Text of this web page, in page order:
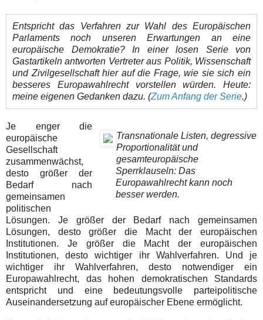
Entspricht das Verfahren zur Wahl des Europäischen
Parlaments noch unseren Erwartungen an eine
europäische Demokratie? In einer losen Serie von
Gastartikeln antworten Vertreter aus Politik, Wissenschaft
und Zivilgesellschaft hier auf die Frage, wie sie sich ein
besseres Europawahlrecht vorstellen würden. Heute:
meine eigenen Gedanken dazu. (Zum Anfang der Serie.)
Transnationale Listen, degressive
Proportionalität und
gesamteuropäische
Sperrklauseln: Das
Europawahlrecht kann noch
besser werden.
Je enger die
europäische
Gesellschaft
zusammenwächst,
desto größer der
Bedarf nach
gemeinsamen
politischen
Lösungen. Je größer der Bedarf nach gemeinsamen
Lösungen, desto größer die Macht der europäischen
Institutionen. Je größer die Macht der europäischen
Institutionen, desto wichtiger ihr Wahlverfahren. Und je
wichtiger ihr Wahlverfahren, desto notwendiger ein
Europawahlrecht, das hohen demokratischen Standards
entspricht und eine bedeutungsvolle parteipolitische
Auseinandersetzung auf europäischer Ebene ermöglicht.